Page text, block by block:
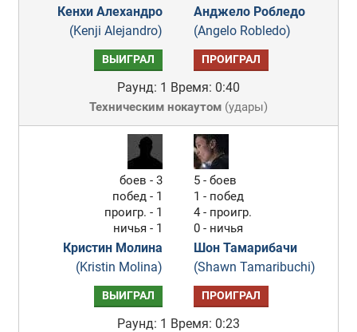
Кенхи Алехандро
(Kenji Alejandro)
Анджело Робледо
(Angelo Robledo)
ВЫИГРАЛ ПРОИГРАЛ
Раунд: 1 Время: 0:40
Техническим нокаутом(удары)
боев - 3
побед - 1
проигр. - 1
ничья - 1
Кристин Молина
(Kristin Molina)
5 - боев
1 - побед
4 - проигр.
0 - ничья
Шон Тамарибачи
(Shawn Tamaribuchi)
ВЫИГРАЛ ПРОИГРАЛ
Раунд: 1 Время: 0:23